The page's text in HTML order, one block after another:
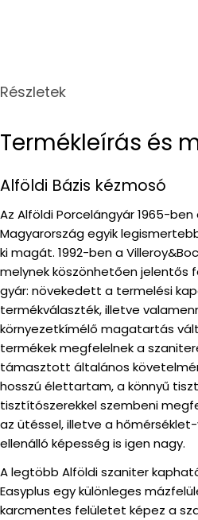
Részletek
Termékleírás és
Alföldi Bázis kézmosó
Az Alföldi Porcelángyár 1965-
Magyarország egyik
ki magát. 1992-ben a
melynek köszönhetően jelentős
gyár: növekedett a termelési
termékválaszték, illetve
környezetkímélő magatartás
termékek megfelelnek a
támasztott általános
hosszú élettartam, a könnyű
tisztítószerekkel szembeni
az ütéssel, illetve a
ellenálló képesség is igen nagy.
A legtöbb Alföldi szaniter
Easyplus egy különleges
karcmentes felületet képez a